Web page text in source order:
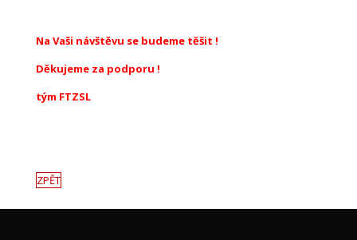
Na Vaši návštěvu se budeme těšit !
Děkujeme za podporu !
tým FTZSL
ZPĚT